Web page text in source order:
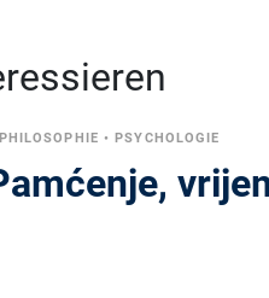
•PSYCHOLOGIE